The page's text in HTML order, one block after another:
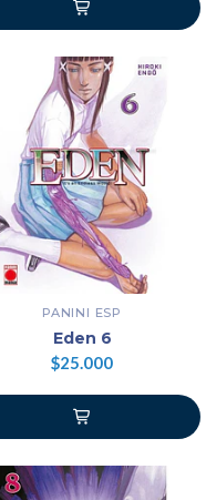
PANINI ESP
Eden 6
$25.000